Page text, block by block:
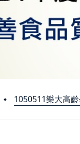
1050511樂大高